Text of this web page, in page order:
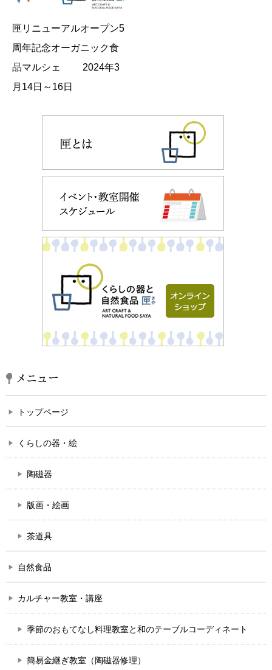
匣リニューアルオープン5
周年記念オーガニック食
品マルシェ 2024年3
月14日～16日
メニュー
トップページ
くらしの器・絵
陶磁器
版画・絵画
茶道具
自然食品
カルチャー教室・講座
季節のおもてなし料理教室と和のテーブルコーディネート
簡易金継ぎ教室（陶磁器修理）